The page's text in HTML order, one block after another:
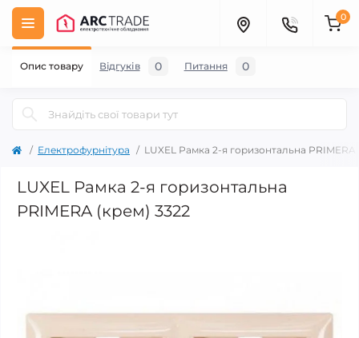
0
Електрофурнітура LUXEL Рамка 2-я горизонтальна PRIMERA
LUXEL Рамка 2-я горизонтальна
PRIMERA (крем) 3322
Опис товару Відгуків 0 Питання 0